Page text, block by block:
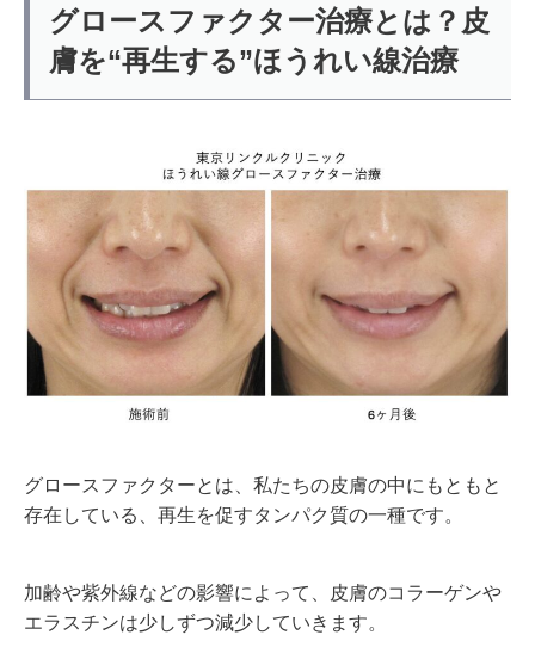
グロースファクター治療とは？皮
膚を“再生する”ほうれい線治療
グロースファクターとは、私たちの皮膚の中にもともと
存在している、再生を促すタンパク質の一種です。
加齢や紫外線などの影響によって、皮膚のコラーゲンや
エラスチンは少しずつ減少していきます。